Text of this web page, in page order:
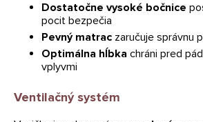
Dostatočne vysoké bočnice
pocit bezpečia
Pevný matrac zaručuje správnu
Optimálna hĺbka chráni pred
vplyvmi
Ventilačný systém